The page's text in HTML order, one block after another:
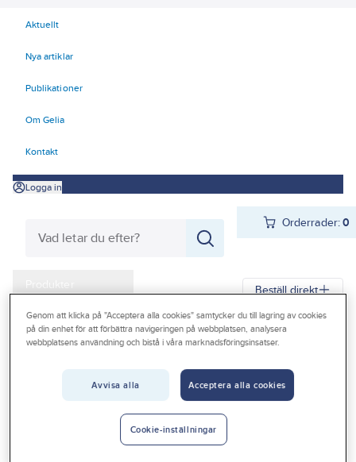
Aktuellt
Nya artiklar
Publikationer
Om Gelia
Kontakt
Logga in
Orderrader:0
Produkter
Kampanjer
Outlet
Beställ direkt
Gelia Produkter Gelia Fästmaterial
Tejp & Tätning
Vulktejp, Tesa
Genom att klicka på "Acceptera alla cookies" samtycker du till lagring av cookies
på din enhet för att förbättra navigeringen på webbplatsen, analysera
webbplatsens användning och bistå i våra marknadsföringsinsatser.
Avvisa alla Acceptera alla cookies
Cookie-inställningar